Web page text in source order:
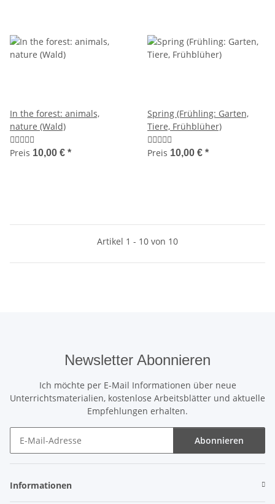
In the forest: animals,
nature (Wald)
Preis 10,00 € *
Spring (Frühling: Garten,
Tiere, Frühblüher)
Preis 10,00 € *
Artikel 1 - 10 von 10
Newsletter Abonnieren
Ich möchte per E-Mail Informationen über neue
Unterrichtsmaterialien, kostenlose Arbeitsblätter und aktuelle
Empfehlungen erhalten.
Abonnieren
Informationen